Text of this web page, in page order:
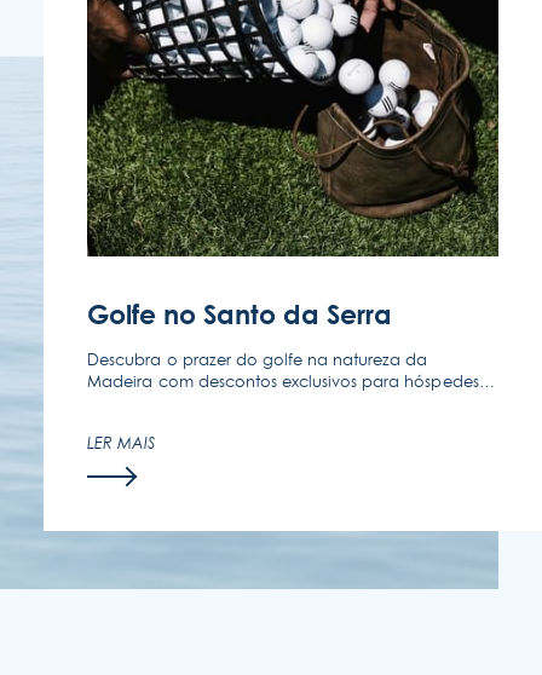
COOKIES
SIGA-NOS
CONTATE-NOS
Golfe no Santo da Serra
Descubra o prazer do golfe na natureza da
Madeira com descontos exclusivos para hóspedes
LER MAIS